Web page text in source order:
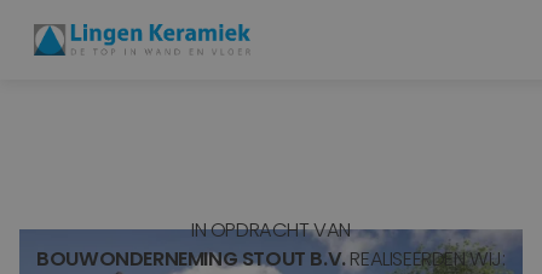
PVC
IN OPDRACHT VAN
BOUWONDERNEMING STOUT B.V.REALISEERDEN WIJ: